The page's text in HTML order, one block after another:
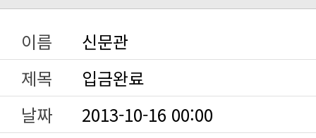
이름
신문관
제목
입금완료
날짜
2013-10-16 00:00